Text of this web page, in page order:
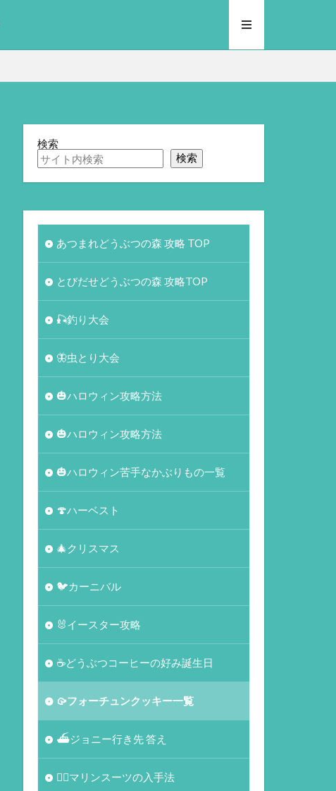
検索
検索
あつまれどうぶつの森 攻略 TOP
とびだせどうぶつの森 攻略TOP
🎣釣り大会
🦋虫とり大会
🎃ハロウィン攻略方法
🎃ハロウィン攻略方法
🎃ハロウィン苦手なかぶりもの一覧
🍄ハーベスト
🎄クリスマス
🐦カーニバル
🐰イースター攻略
☕️どうぶつコーヒーの好み誕生日
🥠フォーチュンクッキー一覧
⛴ジョニー行き先 答え
🏄‍♀️マリンスーツの入手法